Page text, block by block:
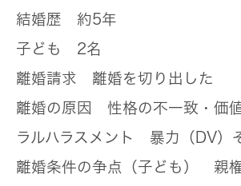
結婚歴 約5年
子ども 2名
離婚請求 離婚を切り出した
離婚の原因 性格の不一致・価
ラルハラスメント 暴力（DV）
離婚条件の争点（子ども） 親